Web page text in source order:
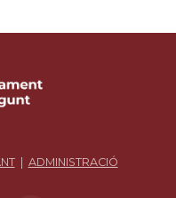
| ADMINISTRACIÓ